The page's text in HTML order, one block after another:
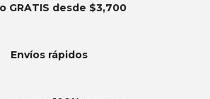
GRATIS desde $3,700
Envíos rápidos